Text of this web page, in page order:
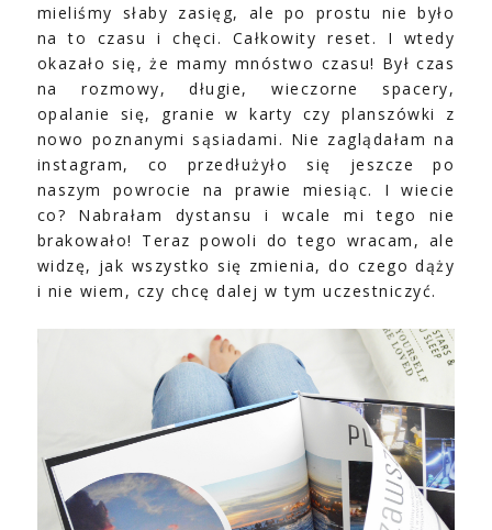
mieliśmy słaby zasięg, ale po prostu nie było
na to czasu i chęci. Całkowity reset. I wtedy
okazało się, że mamy mnóstwo czasu! Był czas
na rozmowy, długie, wieczorne spacery,
opalanie się, granie w karty czy planszówki z
nowo poznanymi sąsiadami. Nie zaglądałam na
instagram, co przedłużyło się jeszcze po
naszym powrocie na prawie miesiąc. I wiecie
co? Nabrałam dystansu i wcale mi tego nie
brakowało! Teraz powoli do tego wracam, ale
widzę, jak wszystko się zmienia, do czego dąży
i nie wiem, czy chcę dalej w tym uczestniczyć.